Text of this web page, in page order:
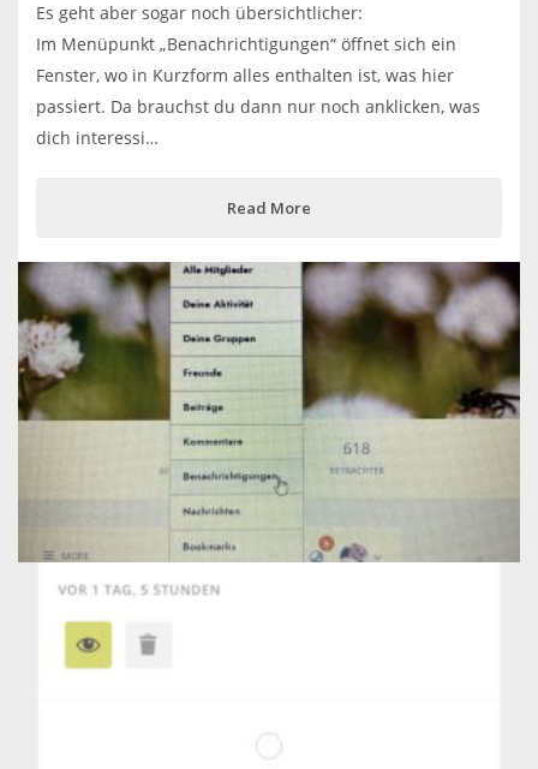
Es geht aber sogar noch übersichtlicher:
Im Menüpunkt „Benachrichtigungen“ öffnet sich ein
Fenster, wo in Kurzform alles enthalten ist, was hier
passiert. Da brauchst du dann nur noch anklicken, was
dich interessi…
Read More